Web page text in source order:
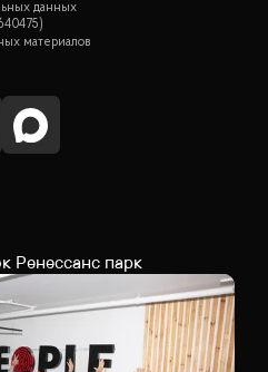
Ренессанс парк